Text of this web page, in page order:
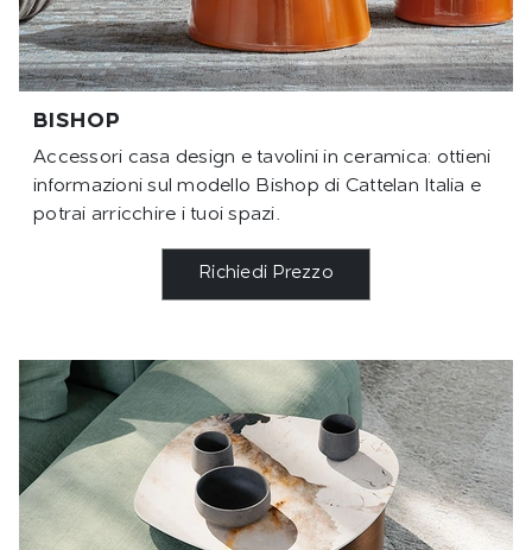
BISHOP
Accessori casa design e tavolini in ceramica: ottieni
informazioni sul modello Bishop di Cattelan Italia e
potrai arricchire i tuoi spazi.
Richiedi Prezzo